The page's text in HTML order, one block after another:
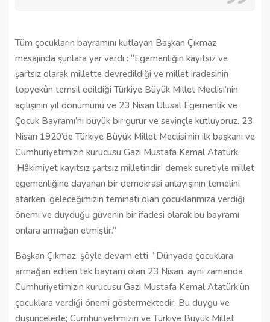
Tüm çocukların bayramını kutlayan Başkan Çıkmaz
mesajında şunlara yer verdi : “Egemenliğin kayıtsız ve
şartsız olarak millette devredildiği ve millet iradesinin
topyekûn temsil edildiği Türkiye Büyük Millet Meclisi’nin
açılışının yıl dönümünü ve 23 Nisan Ulusal Egemenlik ve
Çocuk Bayramı’nı büyük bir gurur ve sevinçle kutluyoruz. 23
Nisan 1920’de Türkiye Büyük Millet Meclisi’nin ilk başkanı ve
Cumhuriyetimizin kurucusu Gazi Mustafa Kemal Atatürk,
‘Hâkimiyet kayıtsız şartsız milletindir’ demek suretiyle millet
egemenliğine dayanan bir demokrasi anlayışının temelini
atarken, geleceğimizin teminatı olan çocuklarımıza verdiği
önemi ve duyduğu güvenin bir ifadesi olarak bu bayramı
onlara armağan etmiştir.”
Başkan Çıkmaz, şöyle devam etti: “Dünyada çocuklara
armağan edilen tek bayram olan 23 Nisan, aynı zamanda
Cumhuriyetimizin kurucusu Gazi Mustafa Kemal Atatürk’ün
çocuklara verdiği önemi göstermektedir. Bu duygu ve
düşüncelerle; Cumhuriyetimizin ve Türkiye Büyük Millet